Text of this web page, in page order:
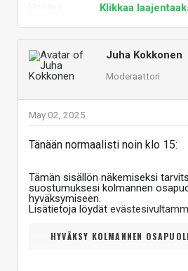
Klikkaa
Juha Kokkonen
Moderaattori
May 02, 2025
Tänään normaalisti noin klo 15:
Tämän sisällön näkemiseksi
suostumuksesi kolmannen
hyväksymiseen.
Lisätietoja löydät
HYVÄKSY KOLMANNEN